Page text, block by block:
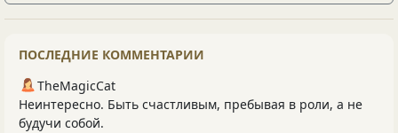
ПОСЛЕДНИЕ КОММЕНТАРИИ
TheMagicCat
Неинтересно. Быть счастливым, пребывая в роли, а не
будучи собой.